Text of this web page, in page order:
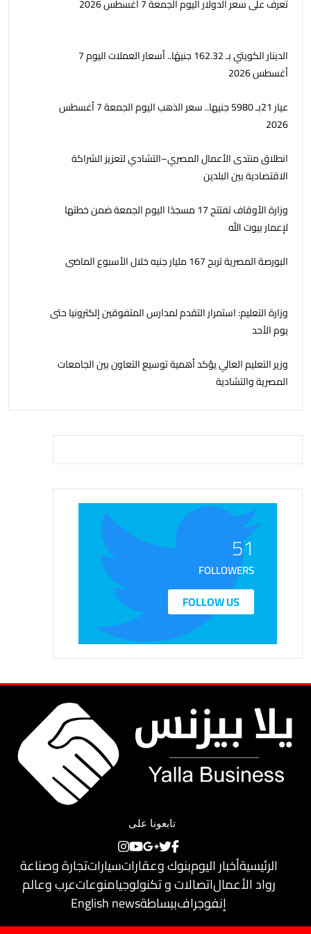
تعرف على سعر الدولار اليوم الجمعة 7 أغسطس 2026
الدينار الكويتي بـ 162.32 جنيهًا.. أسعار العملات اليوم 7
أغسطس 2026
عيار 21بـ 5980 جنيها.. سعر الذهب اليوم الجمعة 7 أغسطس
2026
انطلاق منتدى الأعمال المصري–التشادي لتعزيز الشراكة
الاقتصادية بين البلدين
وزارة الأوقاف تفتتح 17 مسجدًا اليوم الجمعة ضمن خطتها
لإعمار بيوت الله
البورصة المصرية تربح 167 مليار جنيه خلال الأسبوع الماضى
وزارة التعليم: استمرار التقدم لمدارس المتفوقين إلكترونيا حتى
يوم الأحد
وزير التعليم العالي يؤكد أهمية توسيع التعاون بين الجامعات
المصرية والتشادية
51
FOLLOWERS
FOLLOW US
تابعونا على
الرئيسيةأخبار اليومبنوك وعقاراتسياراتتجارة وصناعة
رواد الأعمالاتصالات و تكنولوجيامنوعاتعرب وعالم
إنفوجرافببساطةEnglish news